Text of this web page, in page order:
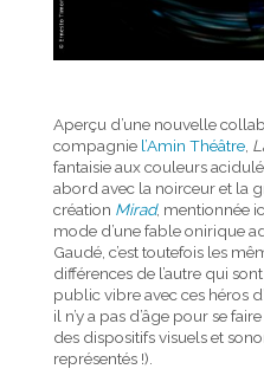
Aperçu d’une nouvelle
compagnie l’Amin Théâtre,
fantaisie aux couleurs
abord avec la noirceur et la
création Mirad, mentionnée
mode d’une fable onirique
Gaudé, c’est toutefois les
différences de l’autre qui
public vibre avec ces héros
il n’y a pas d’âge pour se
des dispositifs visuels et
représentés !).